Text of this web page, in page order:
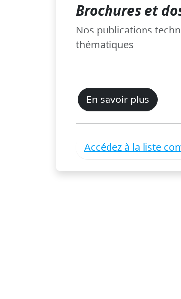
Brochures et
Nos publications
thématiques
En savoir plus
Accédez à la liste